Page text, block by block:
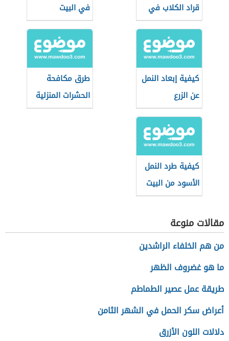
قراد الكلاب في
المنزل
في البيت
كيفية إبعاد النمل
عن الزرع
طرق مكافحة
الحشرات المنزلية
دون مبيدات
كيفية طرد النمل
الأسود من البيت
مقالات منوعة
من هم الخلفاء الراشدين
ما هو غضروف الظهر
طريقة عمل عصير الطماطم
أعراض سكر الحمل في الشهر الثامن
دلالات اللون الأزرق